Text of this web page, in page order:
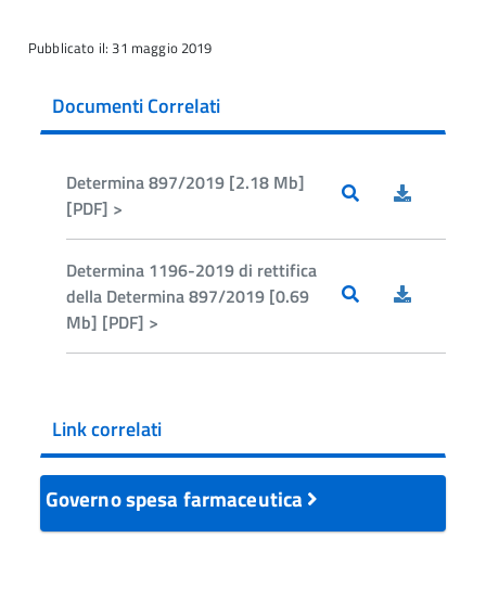
Pubblicato il: 31 maggio 2019
Documenti Correlati
Determina 897/2019 [2.18 Mb]
[PDF] >
Determina 1196-2019 di rettifica
della Determina 897/2019 [0.69
Mb] [PDF] >
Link correlati
Governo spesa farmaceutica